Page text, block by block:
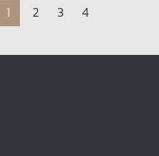
Current Page
1 Page
2 Page
3 Page
4